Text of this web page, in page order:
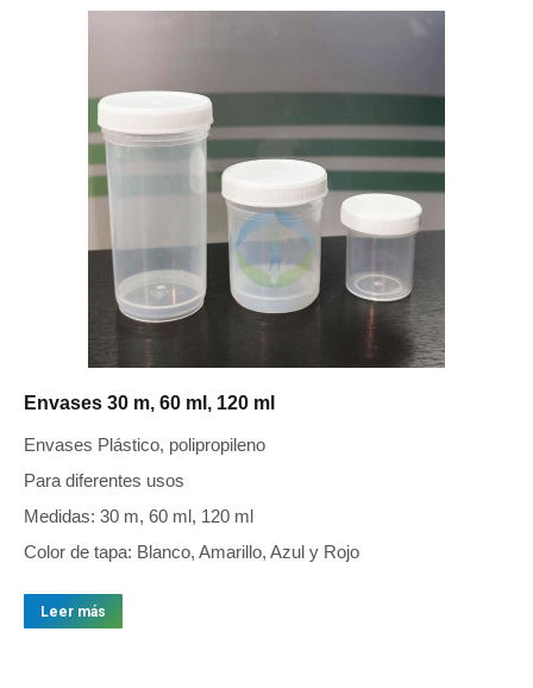
Envases 30 m, 60 ml, 120 ml
Envases Plástico, polipropileno
Para diferentes usos
Medidas: 30 m, 60 ml, 120 ml
Color de tapa: Blanco, Amarillo, Azul y Rojo
Leer más